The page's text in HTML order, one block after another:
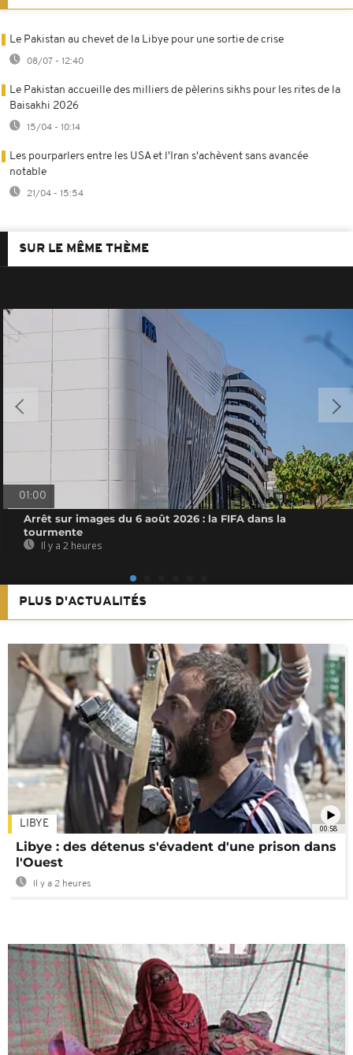
Le Pakistan au chevet de la Libye pour une sortie de crise
08/07 - 12:40
Le Pakistan accueille des milliers de pèlerins sikhs pour les rites de la
Baisakhi 2026
15/04 - 10:14
Les pourparlers entre les USA et l'Iran s'achèvent sans avancée
notable
21/04 - 15:54
SUR LE MÊME THÈME
01:00
Arrêt sur images du 6 août 2026 : la FIFA dans la
tourmente
Il y a 2 heures
PLUS D'ACTUALITÉS
00:58
LIBYE
Libye : des détenus s'évadent d'une prison dans
l'Ouest
Il y a 2 heures